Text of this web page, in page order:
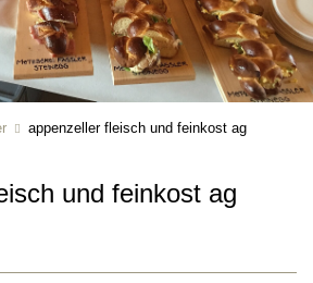
appenzeller fleisch und feinkost ag
und feinkost ag